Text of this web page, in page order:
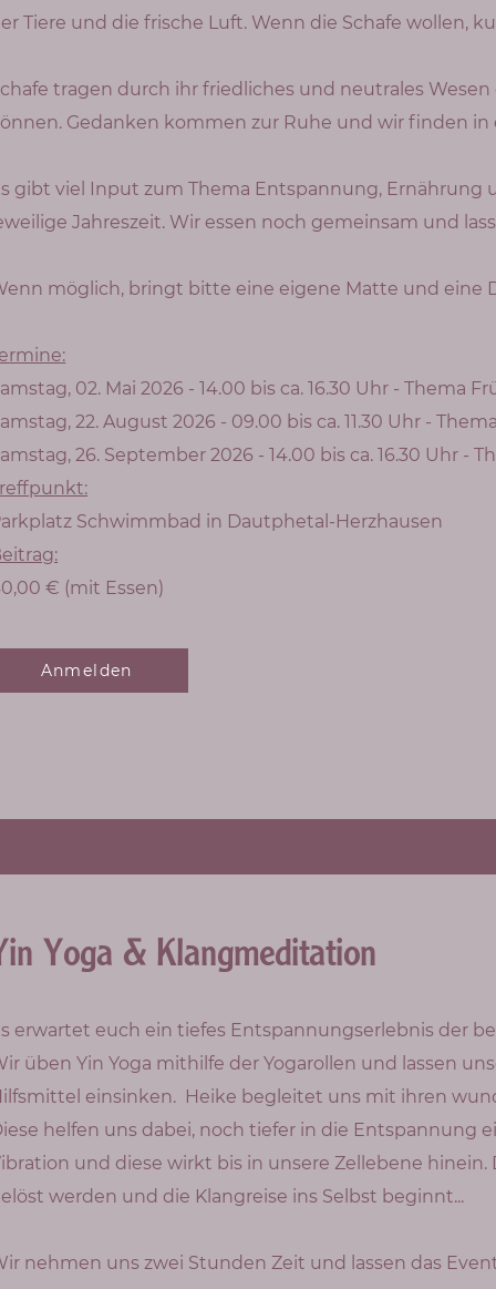
Tiere und die frische Luft. Wenn die Schafe wollen,
tragen durch ihr friedliches und neutrales Wesen
Gedanken kommen zur Ruhe und wir finden
gibt viel Input zum Thema Entspannung, Ernährung
Jahreszeit. Wir essen noch gemeinsam und
möglich, bringt bitte eine eigene Matte und eine
02. Mai 2026 - 14.00 bis ca. 16.30 Uhr - Thema
22. August 2026 - 09.00 bis ca. 11.30 Uhr -
26. September 2026 - 14.00 bis ca. 16.30 Uhr -
Schwimmbad in Dautphetal-Herzhausen
€ (mit Essen)
Anmelden
Yoga & Klangmeditation
erwartet euch ein tiefes Entspannungserlebnis der
üben Yin Yoga mithilfe der Yogarollen und lassen
einsinken. Heike begleitet uns mit ihren
helfen uns dabei, noch tiefer in die Entspannung
und diese wirkt bis in unsere Zellebene
werden und die Klangreise ins Selbst beginnt...
nehmen uns zwei Stunden Zeit und lassen das